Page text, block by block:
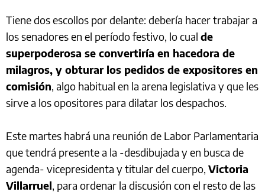
Tiene dos escollos por delante: debería hacer trabajar a
los senadores en el período festivo, lo cual de
superpoderosa se convertiría en hacedora de
milagros, y obturar los pedidos de expositores en
comisión, algo habitual en la arena legislativa y que les
sirve a los opositores para dilatar los despachos.
Este martes habrá una reunión de Labor Parlamentaria
que tendrá presente a la -desdibujada y en busca de
agenda- vicepresidenta y titular del cuerpo, Victoria
Villarruel, para ordenar la discusión con el resto de las